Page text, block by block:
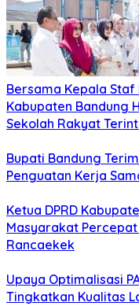
Bersama Kepala Staf
Kabupaten Bandung
Sekolah Rakyat
Bupati Bandung
Penguatan Kerja
Ketua DPRD
Masyarakat
Rancaekek
Upaya Optimalisasi
Tingkatkan Kualitas